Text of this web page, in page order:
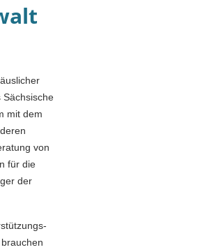
Sächsische
mit dem
von
für die
der